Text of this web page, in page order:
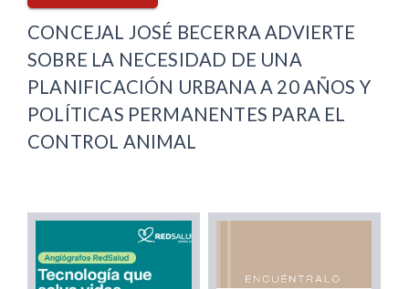
CONCEJAL JOSÉ BECERRA ADVIERTE
SOBRE LA NECESIDAD DE UNA
PLANIFICACIÓN URBANA A 20 AÑOS Y
POLÍTICAS PERMANENTES PARA EL
CONTROL ANIMAL